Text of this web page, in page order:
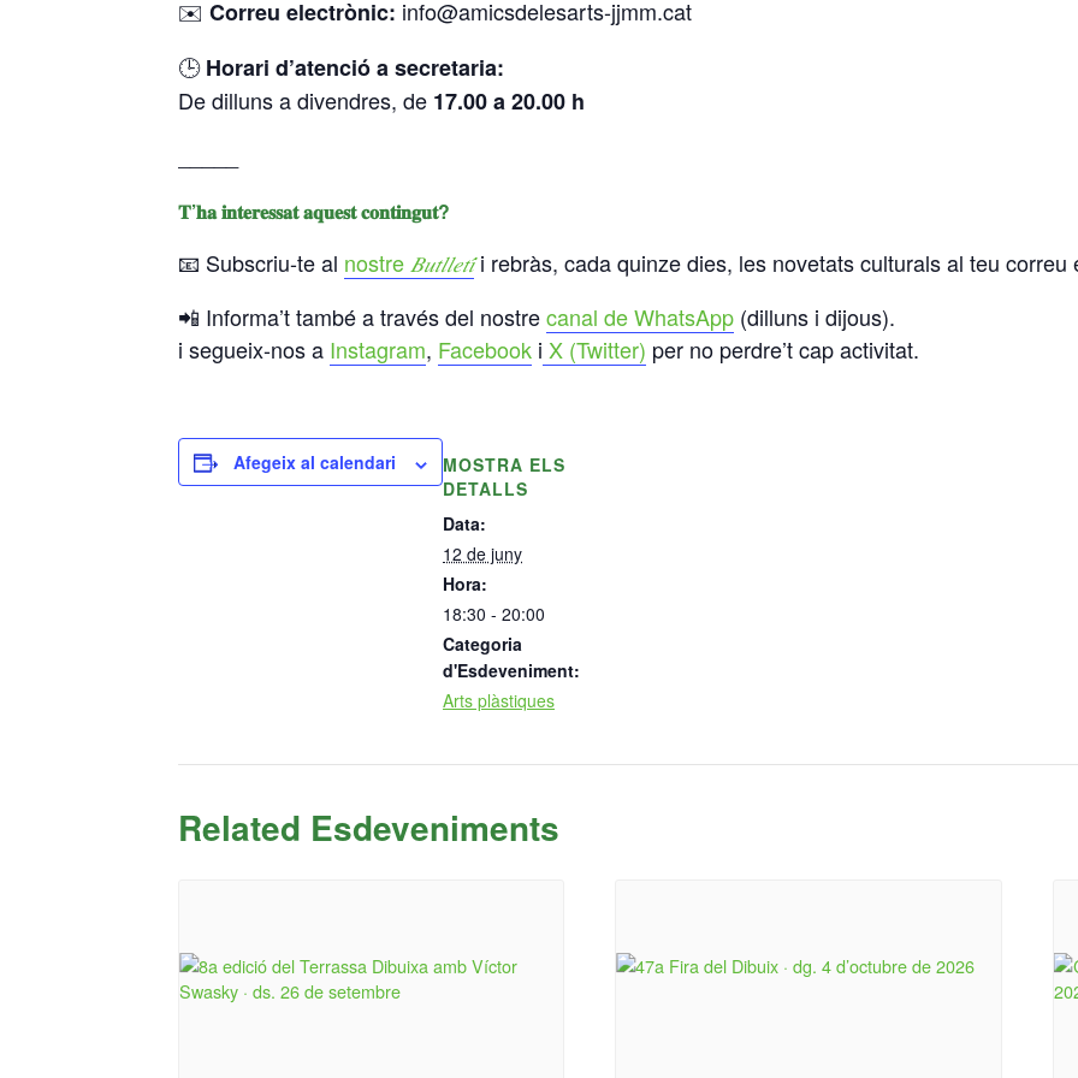
✉️ Correu electrònic: info@amicsdelesarts-jjmm.cat
🕒Horari d’atenció a secretaria:
De dilluns a divendres, de 17.00 a 20.00 h
𝐓’𝐡𝐚 𝐢𝐧𝐭𝐞𝐫𝐞𝐬𝐬𝐚𝐭 𝐚𝐪𝐮𝐞𝐬𝐭 𝐜𝐨𝐧𝐭𝐢𝐧𝐠𝐮𝐭?
📧 Subscriu-te al nostre 𝐵𝑢𝑡𝑙𝑙𝑒𝑡𝑖́i rebràs, cada quinze dies, les novetats culturals al teu correu
📲 Informa’t també a través del nostrecanal de WhatsApp (dilluns i dijous).
i segueix-nos a Instagram, Facebook i X (Twitter) per no perdre’t cap activitat.
Afegeix al calendari
MOSTRA ELS
DETALLS
Data:
12 de juny
Hora:
18:30 - 20:00
Categoria
d'Esdeveniment:
Arts plàstiques
Related Esdeveniments